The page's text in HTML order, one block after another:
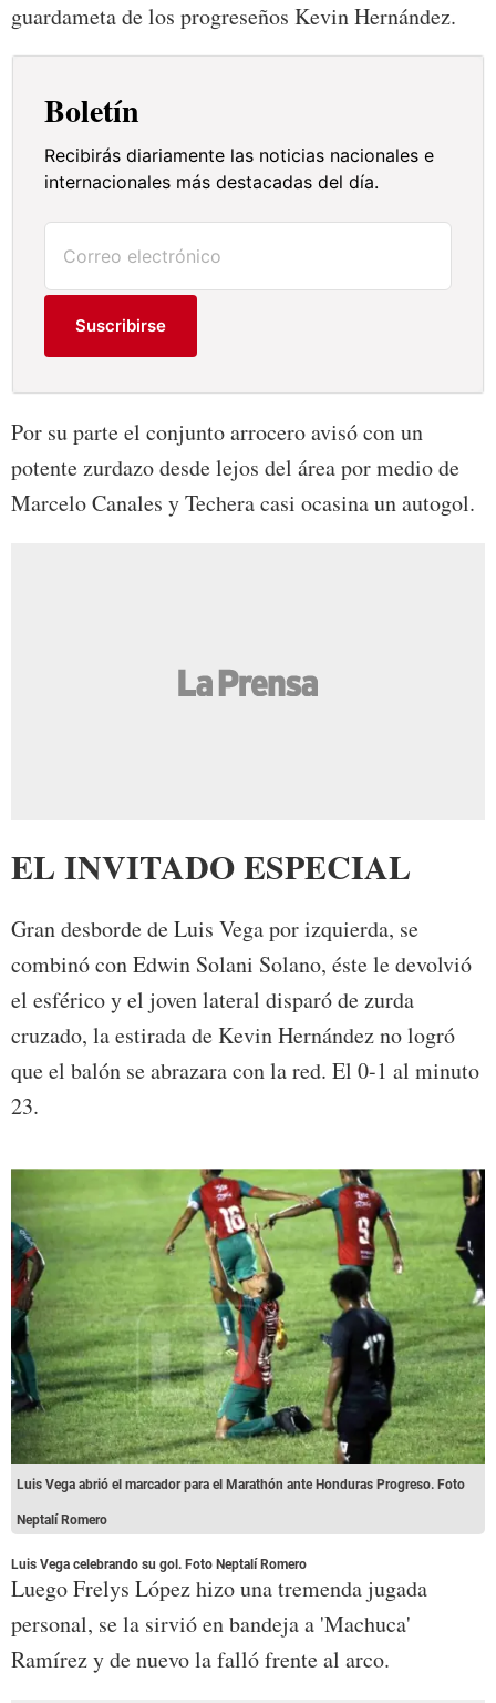
guardameta de los progreseños Kevin Hernández.
Boletín
Recibirás diariamente las noticias nacionales e
internacionales más destacadas del día.
Suscribirse
Por su parte el conjunto arrocero avisó con un
potente zurdazo desde lejos del área por medio de
Marcelo Canales y Techera casi ocasina un autogol.
EL INVITADO ESPECIAL
Gran desborde de Luis Vega por izquierda, se
combinó con Edwin Solani Solano, éste le devolvió
el esférico y el joven lateral disparó de zurda
cruzado, la estirada de Kevin Hernández no logró
que el balón se abrazara con la red. El 0-1 al minuto
23.
Luis Vega abrió el marcador para el Marathón ante Honduras Progreso. Foto
Neptalí Romero
Luis Vega celebrando su gol. Foto Neptalí Romero
Luego Frelys López hizo una tremenda jugada
personal, se la sirvió en bandeja a 'Machuca'
Ramírez y de nuevo la falló frente al arco.